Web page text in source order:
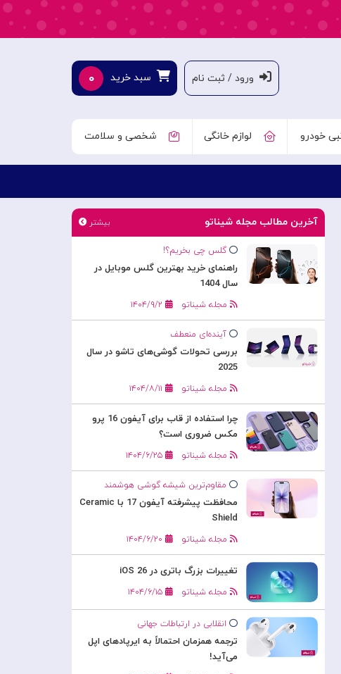
ورود / ثبت نام سبد خرید ۰
خودرو لوازم خانگی شخصی و سلامت
آخرین مطالب مجله شیناتو بیشتر
گلس چی بخریم؟!
راهنمای خرید بهترین گلس موبایل در
سال 1404
مجله شیناتو ۱۴۰۴/۹/۲
آینده‌ای منعطف
بررسی تحولات گوشی‌های تاشو در سال
2025
مجله شیناتو ۱۴۰۴/۸/۱۱
چرا استفاده از قاب برای آیفون 16 پرو
مکس ضروری است؟
مجله شیناتو ۱۴۰۴/۶/۲۵
مقاوم‌ترین شیشه گوشی هوشمند
محافظت پیشرفته آیفون 17 با Ceramic
Shield
مجله شیناتو ۱۴۰۴/۶/۲۰
تغییرات بزرگ باتری در iOS 26
مجله شیناتو ۱۴۰۴/۶/۱۵
انقلابی در ارتباطات جهانی
ترجمه همزمان احتمالاً به ایرپادهای اپل
می‌آید!